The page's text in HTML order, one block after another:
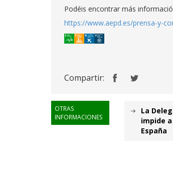
Podéis encontrar más
https://www.aepd.es/prensa-y-
Compartir:
OTRAS
INFORMACIONES
La
impide
España